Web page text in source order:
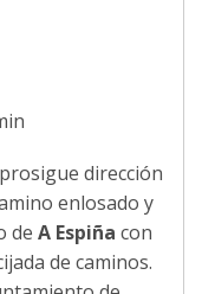
dirección
enlosado y
de A Espiña con
de caminos.